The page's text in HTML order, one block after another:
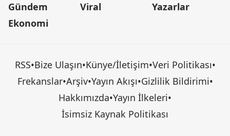
Gündem
Ekonomi
Viral
Yazarlar
RSS•Bize Ulaşın•Künye/İletişim•Veri Politikası•
Frekanslar•Arşiv•Yayın Akışı•Gizlilik Bildirimi•
Hakkımızda•Yayın İlkeleri•
İsimsiz Kaynak Politikası